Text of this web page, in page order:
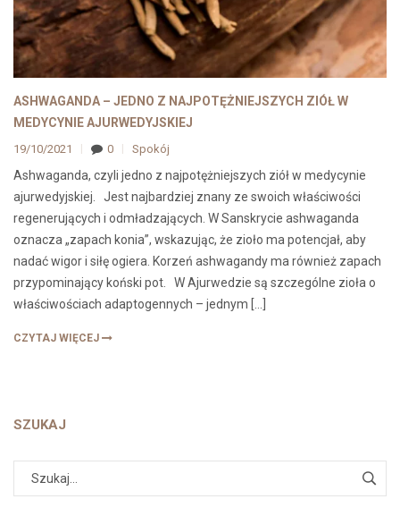
ASHWAGANDA – JEDNO Z NAJPOTĘŻNIEJSZYCH ZIÓŁ W
MEDYCYNIE AJURWEDYJSKIEJ
19/10/2021 0 Spokój
Ashwaganda, czyli jedno z najpotężniejszych ziół w medycynie
ajurwedyjskiej. Jest najbardziej znany ze swoich właściwości
regenerujących i odmładzających. W Sanskrycie ashwaganda
oznacza „zapach konia”, wskazując, że zioło ma potencjał, aby
nadać wigor i siłę ogiera. Korzeń ashwagandy ma również zapach
przypominający koński pot. W Ajurwedzie są szczególne zioła o
właściwościach adaptogennych – jednym […]
CZYTAJ WIĘCEJ
SZUKAJ